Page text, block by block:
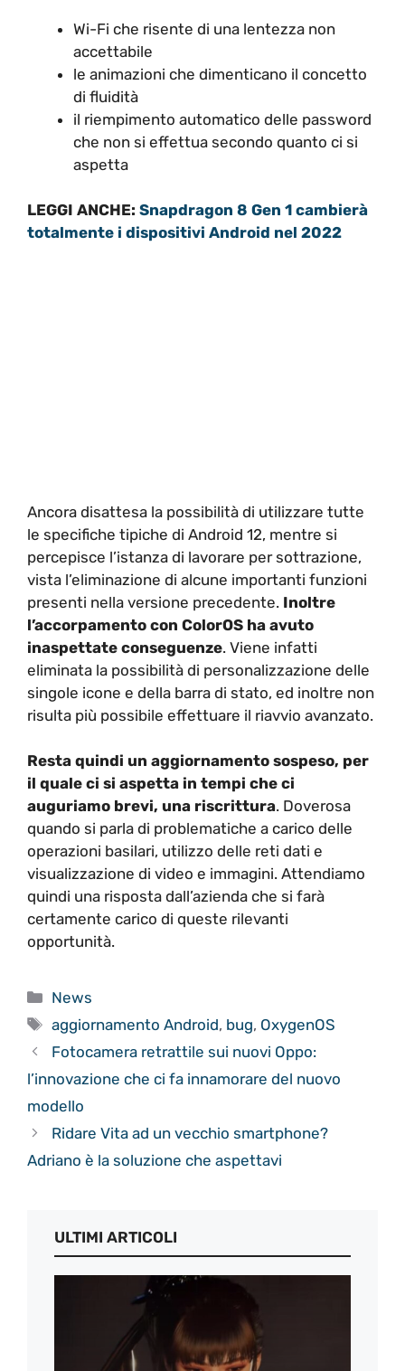
Wi-Fi che risente di una lentezza non
accettabile
le animazioni che dimenticano il concetto
di fluidità
il riempimento automatico delle password
che non si effettua secondo quanto ci si
aspetta
LEGGI ANCHE: Snapdragon 8 Gen 1 cambierà
totalmente i dispositivi Android nel 2022
Ancora disattesa la possibilità di utilizzare tutte
le specifiche tipiche di Android 12, mentre si
percepisce l’istanza di lavorare per sottrazione,
vista l’eliminazione di alcune importanti funzioni
presenti nella versione precedente. Inoltre
l’accorpamento con ColorOS ha avuto
inaspettate conseguenze. Viene infatti
eliminata la possibilità di personalizzazione delle
singole icone e della barra di stato, ed inoltre non
risulta più possibile effettuare il riavvio avanzato.
Resta quindi un aggiornamento sospeso, per
il quale ci si aspetta in tempi che ci
auguriamo brevi, una riscrittura. Doverosa
quando si parla di problematiche a carico delle
operazioni basilari, utilizzo delle reti dati e
visualizzazione di video e immagini. Attendiamo
quindi una risposta dall’azienda che si farà
certamente carico di queste rilevanti
opportunità.
Categorie
News
Tag
aggiornamento Android, bug, OxygenOS
Fotocamera retrattile sui nuovi Oppo:
l’innovazione che ci fa innamorare del nuovo
modello
Ridare Vita ad un vecchio smartphone?
Adriano è la soluzione che aspettavi
ULTIMI ARTICOLI